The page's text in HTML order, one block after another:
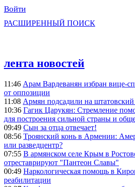
Войти
РАСШИРЕННЫЙ ПОИСК
лента новостей
11:46 Арам Вардеванян избран вице-
от оппозиции
11:08 Армян подсадили на
10:36 Гагик Царукян: Стремление
для построения сильной страны и
09:49 Сын за отца отвечает!
08:56 Троянский конь в Армении:
или разведцентр?
07:55 В армянском селе Крым в
отреставрируют "Пантеон Славы"
00:49 Наркологическая помощь в
реабилитации